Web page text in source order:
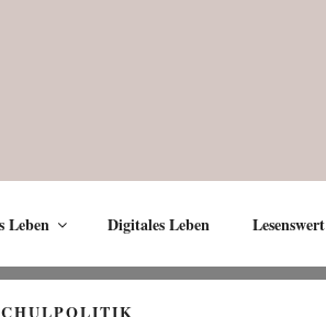
Leben Digitales Leben Lesenswert